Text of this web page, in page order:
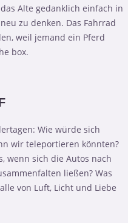
Alte gedanklich einfach in
zu denken. Das Fahrrad
weil jemand ein Pferd
box.
Wie würde sich
wir teleportieren könnten?
wenn sich die Autos nach
ließen? Was
von Luft, Licht und Liebe